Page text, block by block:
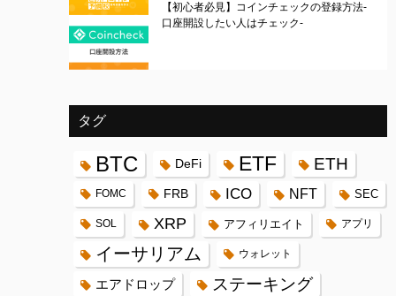
【初心者必見】コインチェックの登録方法-
口座開設したい人はチェック-
タグ
BTC DeFi ETF ETH
FOMC FRB ICO NFT SEC
SOL XRP アフィリエイト アプリ
イーサリアム ウォレット
エアドロップ ステーキング